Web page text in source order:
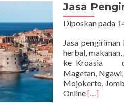
Jasa
Diposkan pada
Jasa
herbal,
ke Kroasia di
Magetan,
Mojokerto,
OnlineRead
[…]